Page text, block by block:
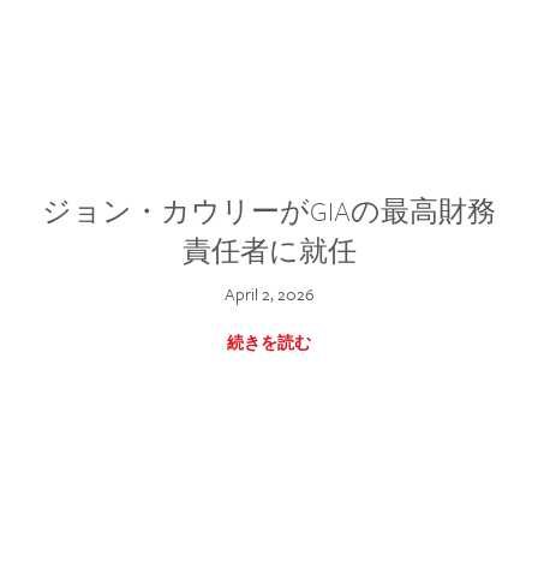
ジョン・カウリーがGIAの最高財務
責任者に就任
April 2, 2026
続きを読む